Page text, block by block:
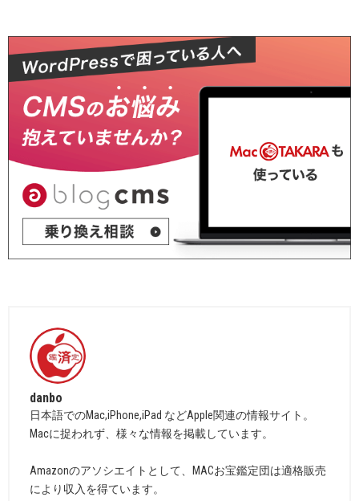
danbo
日本語でのMac,iPhone,iPad などApple関連の情報サイト。
Macに捉われず、様々な情報を掲載しています。
Amazonのアソシエイトとして、MACお宝鑑定団は適格販売
により収入を得ています。